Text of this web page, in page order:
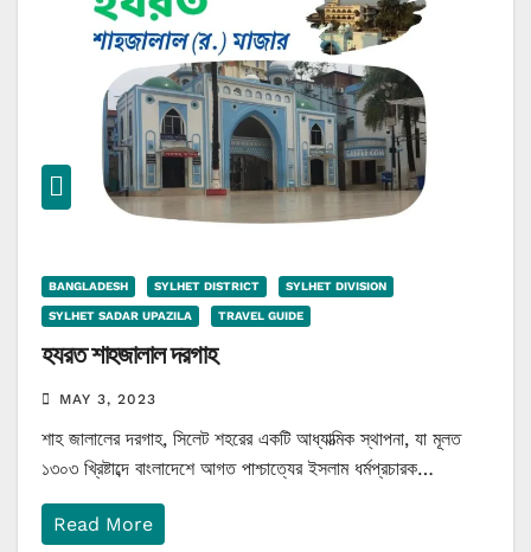
BANGLADESH SYLHET DISTRICT SYLHET DIVISION
SYLHET SADAR UPAZILA TRAVEL GUIDE
হযরত শাহজালাল দরগাহ
MAY 3, 2023
শাহ জালালের দরগাহ, সিলেট শহরের একটি আধ্যাত্মিক স্থাপনা, যা মূলত
১৩০৩ খ্রিষ্টাব্দে বাংলাদেশে আগত পাশ্চাত্যের ইসলাম ধর্মপ্রচারক…
Read More